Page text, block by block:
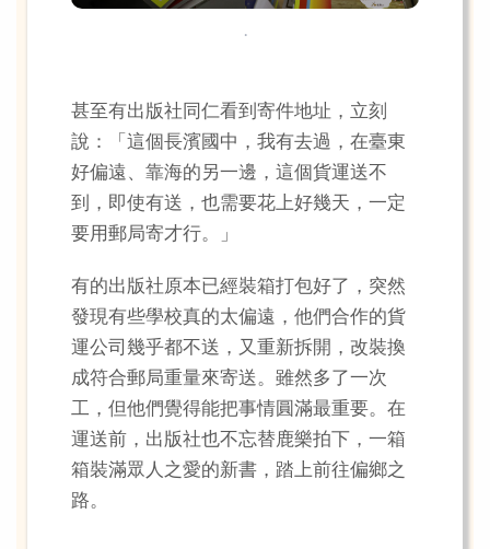
.
甚至有出版社同仁看到寄件地址，立刻
說：「這個長濱國中，我有去過，在臺東
好偏遠、靠海的另一邊，這個貨運送不
到，即使有送，也需要花上好幾天，一定
要用郵局寄才行。」
有的出版社原本已經裝箱打包好了，突然
發現有些學校真的太偏遠，他們合作的貨
運公司幾乎都不送，又重新拆開，改裝換
成符合郵局重量來寄送。雖然多了一次
工，但他們覺得能把事情圓滿最重要。在
運送前，出版社也不忘替鹿樂拍下，一箱
箱裝滿眾人之愛的新書，踏上前往偏鄉之
路。